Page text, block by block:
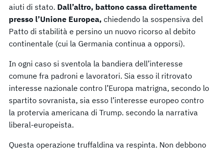
aiuti di stato. Dall’altro, battono cassa direttamente
presso l’Unione Europea, chiedendo la sospensiva del
Patto di stabilità e persino un nuovo ricorso al debito
continentale (cui la Germania continua a opporsi).
In ogni caso si sventola la bandiera dell’interesse
comune fra padroni e lavoratori. Sia esso il ritrovato
interesse nazionale contro l’Europa matrigna, secondo lo
spartito sovranista, sia esso l’interesse europeo contro
la protervia americana di Trump. secondo la narrativa
liberal-europeista.
Questa operazione truffaldina va respinta. Non debbono